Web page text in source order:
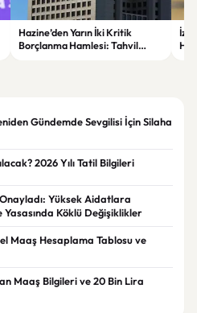
Hazine’den Yarın İki Kritik
Borçlanma Hamlesi: Tahvil
Gündemde Sevgilisi İçin Silaha
2026 Yılı Tatil Bilgileri
Yüksek Aidatlara
Yasasında Köklü Değişiklikler
Maaş Hesaplama Tablosu ve
Maaş Bilgileri ve 20 Bin Lira